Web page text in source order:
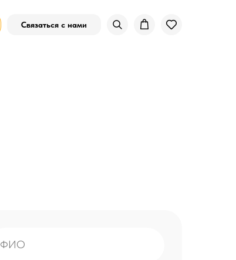
Связаться с нами